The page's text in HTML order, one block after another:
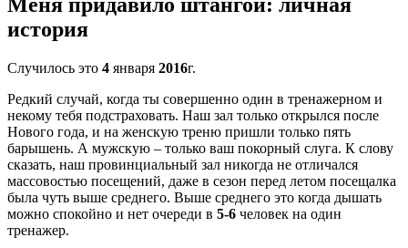
история
Случилось это 4 января 2016г.
Редкий случай, когда ты совершенно один в тренажерном и
некому тебя подстраховать. Наш зал только открылся после
Нового года, и на женскую треню пришли только пять
барышень. А мужскую – только ваш покорный слуга. К слову
сказать, наш провинциальный зал никогда не отличался
массовостью посещений, даже в сезон перед летом посещалка
была чуть выше среднего. Выше среднего это когда дышать
можно спокойно и нет очереди в 5-6 человек на один
тренажер.